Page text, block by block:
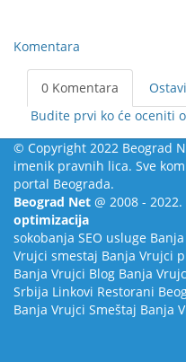
Komentara
0 Komentara
Budite prvi ko će oceniti
© Copyright 2022 Beograd
imenik pravnih lica. Sve
portal Beograda.
Beograd Net @ 2008 -
optimizacija
sokobanja SEO usluge
Vrujci smestaj Banja Vrujci
Banja Vrujci Blog Banja
Srbija Linkovi Restorani
Banja Vrujci Smeštaj Banja